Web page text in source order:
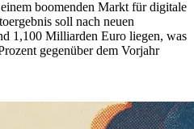
boomenden Markt für digitale
soll nach neuen
1,100 Milliarden Euro liegen, was
gegenüber dem Vorjahr